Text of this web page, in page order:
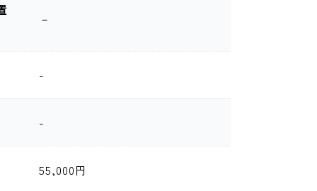
－
-
-
55,000円